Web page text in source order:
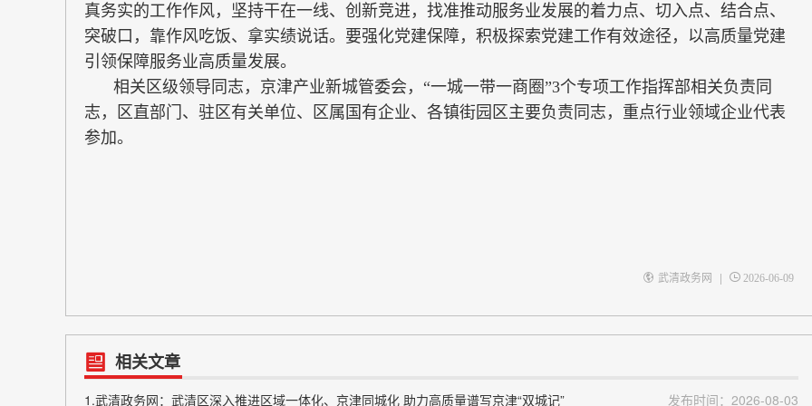
真务实的工作作风，坚持干在一线、创新竞进，找准推动服务业发展的着力点、切入点、结合点、
突破口，靠作风吃饭、拿实绩说话。要强化党建保障，积极探索党建工作有效途径，以高质量党建
引领保障服务业高质量发展。
相关区级领导同志，京津产业新城管委会，“一城一带一商圈”3个专项工作指挥部相关负责同
志，区直部门、驻区有关单位、区属国有企业、各镇街园区主要负责同志，重点行业领域企业代表
参加。
武清政务网 | 2026-06-09
相关文章
1.武清政务网：武清区深入推进区域一体化、京津同城化 助力高质量谱写京津“双城记” 发布时间：2026-08-03